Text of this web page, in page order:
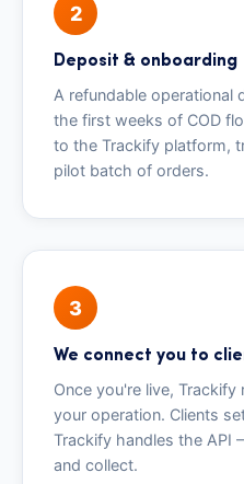
2
Deposit & onboarding
A refundable operational
the first weeks of COD
to the Trackify platform,
pilot batch of orders.
3
We connect you to
Once you're live,
your operation. Clients
Trackify handles the API
and collect.